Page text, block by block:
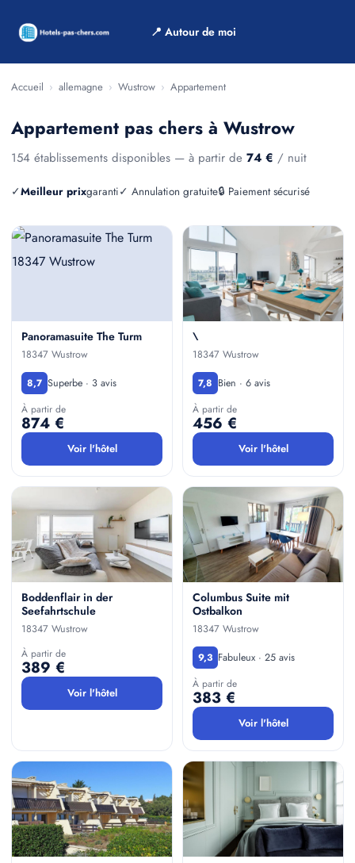
📍 Autour de moi
Accueil › allemagne › Wustrow › Appartement
Appartement pas chers à Wustrow
154 établissements disponibles — à partir de 74 € / nuit
✓Meilleur prixgaranti✓ Annulation gratuite🔒 Paiement sécurisé
Panoramasuite The Turm
18347 Wustrow
8,7 Superbe · 3 avis
À partir de
874 €
Voir l'hôtel
\
18347 Wustrow
7,8 Bien · 6 avis
À partir de
456 €
Voir l'hôtel
Boddenflair in der
Seefahrtschule
18347 Wustrow
À partir de
389 €
Voir l'hôtel
Columbus Suite mit
Ostbalkon
18347 Wustrow
9,3 Fabuleux · 25 avis
À partir de
383 €
Voir l'hôtel